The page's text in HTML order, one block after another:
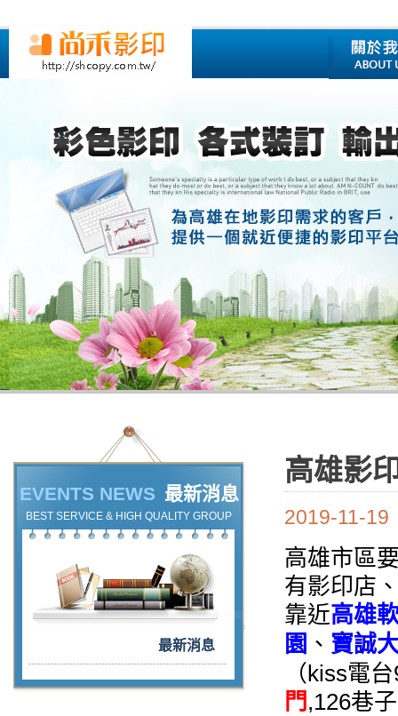
EVENTS NEWS 最新消息
BEST SERVICE & HIGH QUALITY GROUP
最新消息
高雄影
2019-11-19
高雄市區
有影印店
靠近高雄
園 、 寶誠
（kiss電
門 ,126巷